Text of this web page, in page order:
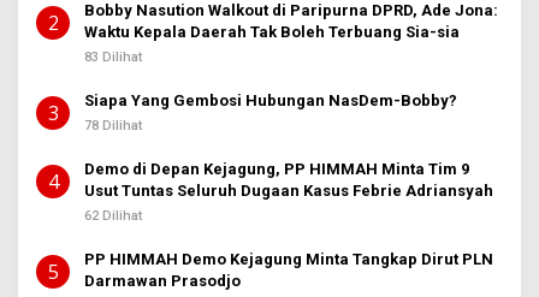
2
Bobby Nasution Walkout di Paripurna DPRD, Ade Jona:
Waktu Kepala Daerah Tak Boleh Terbuang Sia-sia
83 Dilihat
3 Siapa Yang Gembosi Hubungan NasDem-Bobby?
78 Dilihat
4
Demo di Depan Kejagung, PP HIMMAH Minta Tim 9
Usut Tuntas Seluruh Dugaan Kasus Febrie Adriansyah
62 Dilihat
5
PP HIMMAH Demo Kejagung Minta Tangkap Dirut PLN
Darmawan Prasodjo